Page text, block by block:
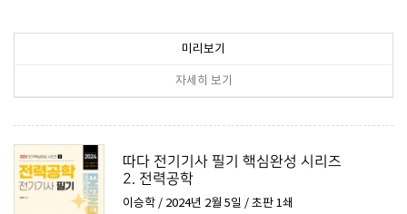
미리보기
자세히 보기
따다 전기기사 필기 핵심완성 시리즈
2. 전력공학
이승학 / 2024년 2월 5일 / 초판 1쇄